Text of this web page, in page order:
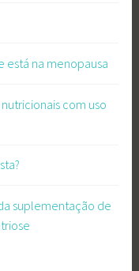
está na menopausa
com uso
suplementação de